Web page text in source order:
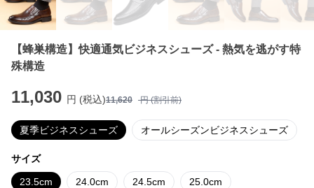
【蜂巣構造】快適通気ビジネスシューズ - 熱気を逃がす特
殊構造
11,030 円 (税込)11,620 円 (割引前)
夏季ビジネスシューズ オールシーズンビジネスシューズ
サイズ
23.5cm 24.0cm 24.5cm 25.0cm